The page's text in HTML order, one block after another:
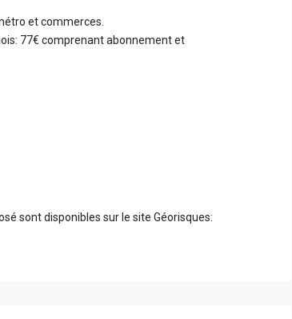
et commerces.
77€ comprenant abonnement et
sont disponibles sur le site Géorisques: